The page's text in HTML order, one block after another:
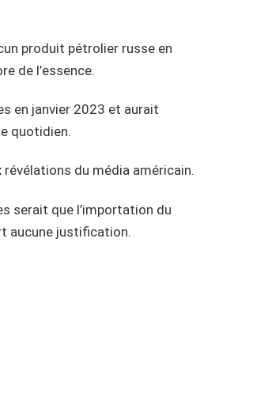
produit pétrolier russe en
de l’essence.
en janvier 2023 et aurait
quotidien.
révélations du média américain.
serait que l’importation du
aucune justification.